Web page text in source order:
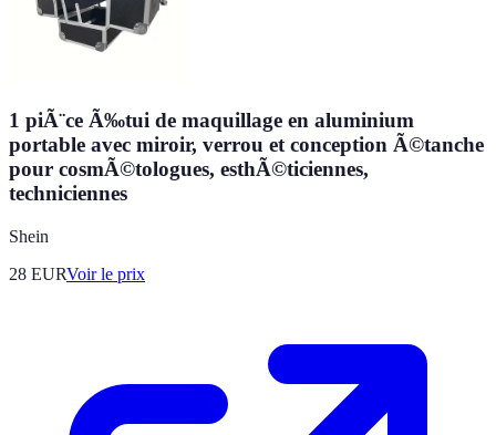
1 piÃ¨ce Ã‰tui de maquillage en aluminium
portable avec miroir, verrou et conception Ã©tanche
pour cosmÃ©tologues, esthÃ©ticiennes,
techniciennes
Shein
28 EURVoir le prix